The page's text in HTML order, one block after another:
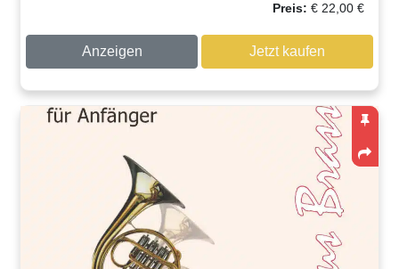
Preis: €22,00€
Anzeigen Jetzt kaufen